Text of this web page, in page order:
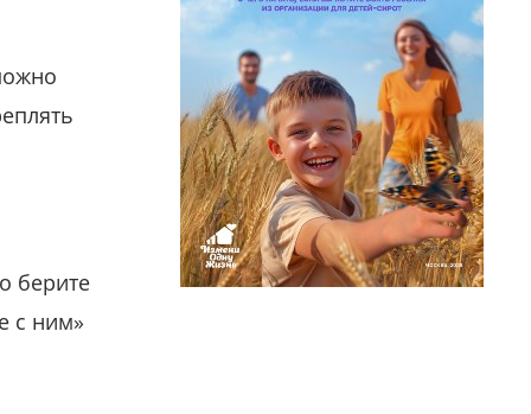
берите
с ним»